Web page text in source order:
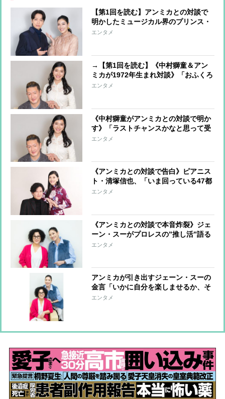
【第1回を読む】アンミカとの対談で
明かしたミュージカル界のプリンス・
山崎育三郎が生まれるまで「シャイな
エンタメ
→【第1回を読む】《中村獅童＆アン
ミカが1972年生まれ対談》「おふくろ
の支えがなかったら、初舞台すら立て
エンタメ
《中村獅童がアンミカとの対談で明か
す》「ラストチャンスかなと思って受
けた」映画『ピンポン』秘話や大病の
エンタメ
《アンミカとの対談で告白》ピアニス
ト・清塚信也、「いま回っている47都
道府県ツアーがひとつの節目」 10代
エンタメ
《アンミカとの対談で本音炸裂》ジェ
ーン・スーがプロレスの”推し活”語る
「人間って一生懸命になるのをこんな
エンタメ
アンミカが引き出すジェーン・スーの
金言「いかに自分を楽しませるか、そ
れが人生のテーマ」「昔もいまも夢は
エンタメ